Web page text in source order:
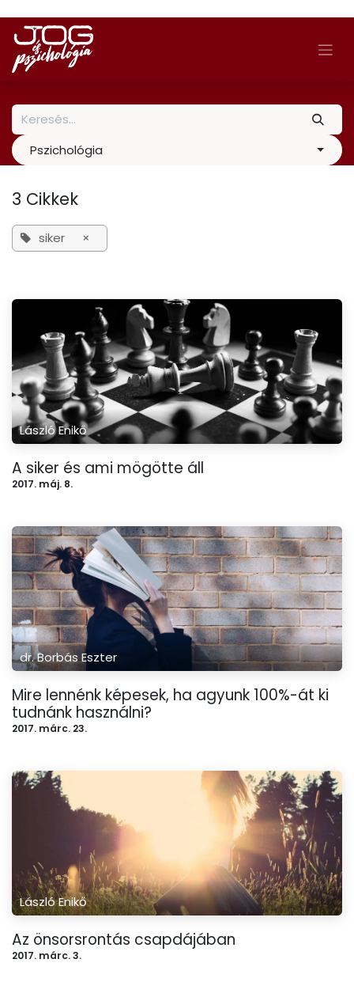
Skip to Content
Pszichológia
3 Cikkek
siker ×
László Enikő
A siker és ami mögötte áll
2017. máj. 8.
dr. Borbás Eszter
Mire lennénk képesek, ha agyunk 100%-át ki
tudnánk használni?
2017. márc. 23.
László Enikő
Az önsorsrontás csapdájában
2017. márc. 3.